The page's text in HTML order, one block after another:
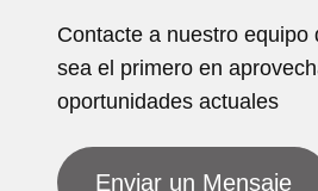
Contacte a nuestro equipo
sea el primero en
oportunidades actuales
Enviar un Mensaje